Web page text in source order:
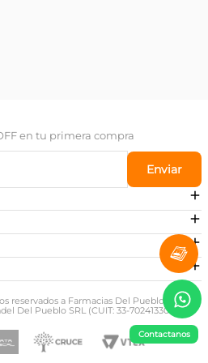
Contactanos
en tu primera compra
Enviar
reservados a Farmacias Del Pueblo,
Del Pueblo SRL (CUIT: 33-70241330-9)